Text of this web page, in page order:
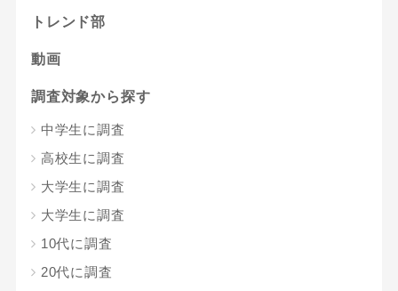
トレンド部
動画
調査対象から探す
中学生に調査
高校生に調査
大学生に調査
大学生に調査
10代に調査
20代に調査